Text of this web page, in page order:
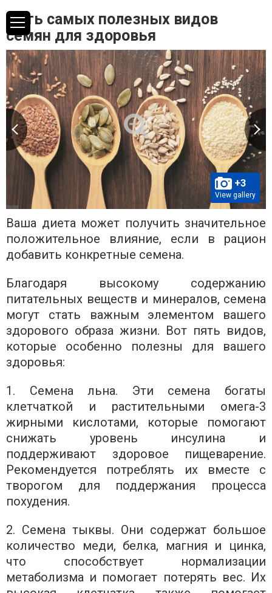
Пять самых полезных видов
семян для здоровья
+3
View gallery
Ваша диета может получить значительное
положительное влияние, если в рацион
добавить конкретные семена.
Благодаря высокому содержанию
питательных веществ и минералов, семена
могут стать важным элементом вашего
здорового образа жизни. Вот пять видов,
которые особенно полезны для вашего
здоровья:
1. Семена льна. Эти семена богаты
клетчаткой и растительными омега-3
жирными кислотами, которые помогают
снижать уровень инсулина и
поддерживают здоровое пищеварение.
Рекомендуется потреблять их вместе с
творогом для поддержания процесса
похудения.
2. Семена тыквы. Они содержат большое
количество меди, белка, магния и цинка,
что способствует нормализации
метаболизма и помогает потерять вес. Их